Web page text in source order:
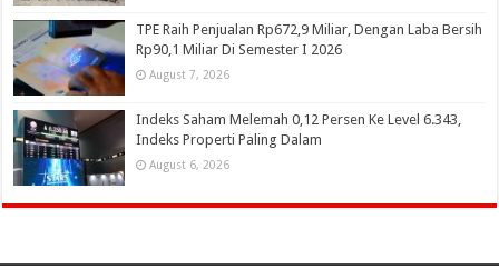
TPE Raih Penjualan Rp672,9 Miliar, Dengan Laba Bersih
Rp90,1 Miliar Di Semester I 2026
August 7, 2026
Indeks Saham Melemah 0,12 Persen Ke Level 6.343,
Indeks Properti Paling Dalam
August 6, 2026